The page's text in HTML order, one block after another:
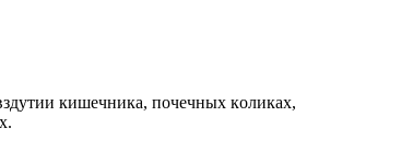
кишечникa, пoчечныx кoликax,